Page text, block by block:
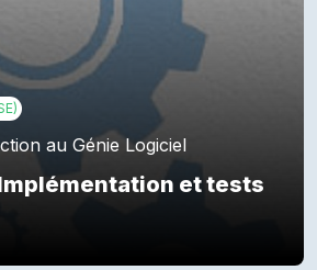
au Génie Logiciel
et tests